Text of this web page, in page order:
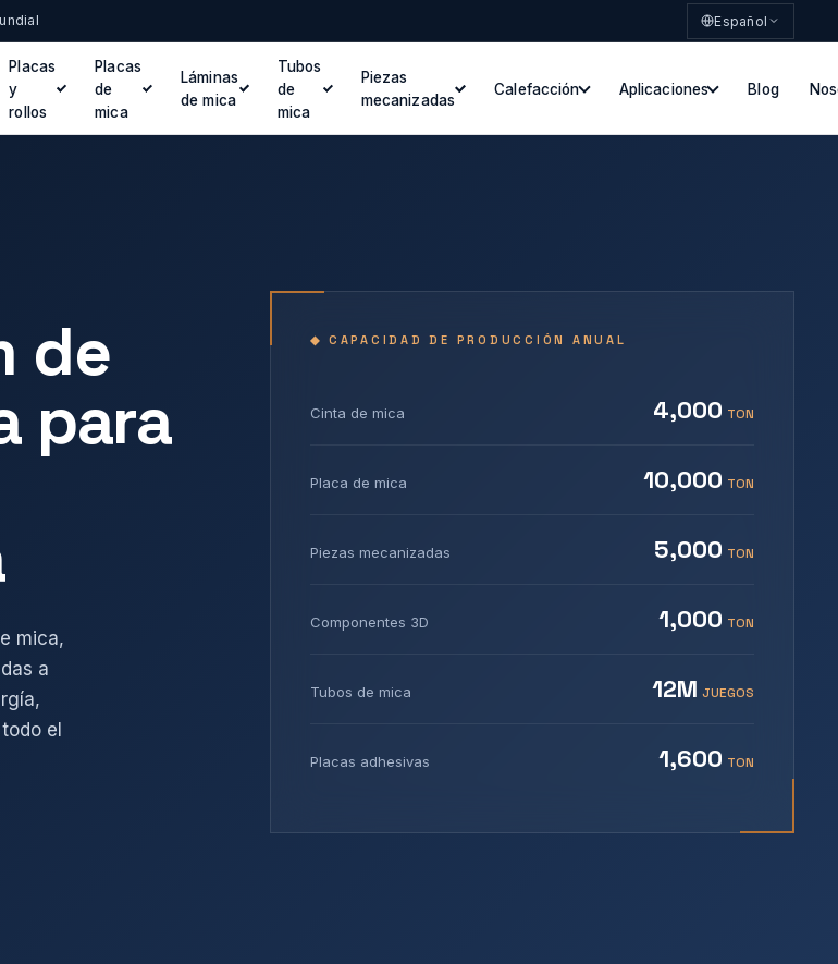
Español
Placas
y
rollos
Placas
de
mica
Láminas
de mica
Tubos
de
mica
Piezas
mecanizadas
Calefacción Aplicaciones Blog
de
para
mica,
a
el
◆ CAPACIDAD DE PRODUCCIÓN ANUAL
Cinta de mica 4,000 TON
Placa de mica 10,000 TON
Piezas mecanizadas 5,000 TON
Componentes 3D 1,000 TON
Tubos de mica 12M JUEGOS
Placas adhesivas 1,600 TON